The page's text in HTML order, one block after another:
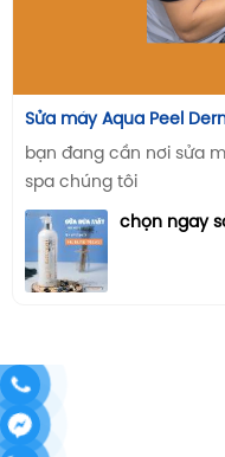
Sửa máy Aqua Peel
bạn đang cần nơi sửa
spa chúng tôi
chọn ngay